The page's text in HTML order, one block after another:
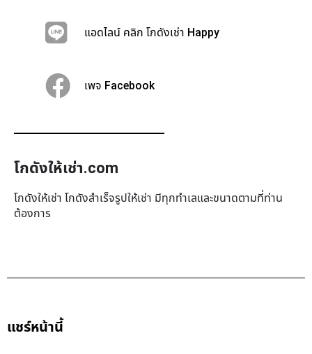
แอดไลน์ คลิก โกดังเช่า Happy
เพจ Facebook
โกดังให้เช่า.com
โกดังให้เช่า โกดังสำเร็จรูปให้เช่า มีทุกทำเล​และขนาดตามที่ท่าน
ต้องการ
แชร์หน้านี้